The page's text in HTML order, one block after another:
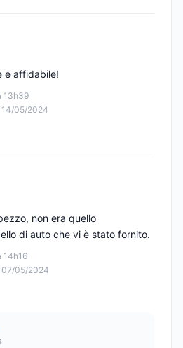
13h39
14/05/2024
e affidabile!
14h16
07/05/2024
non era quello
di auto che vi è stato fornito.